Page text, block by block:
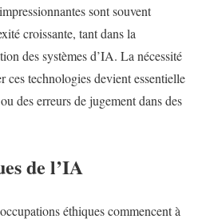
sont souvent
croissante, tant dans la
des systèmes d’IA. La nécessité
ces technologies devient essentielle
des erreurs de jugement dans des
de l’IA
éthiques commencent à